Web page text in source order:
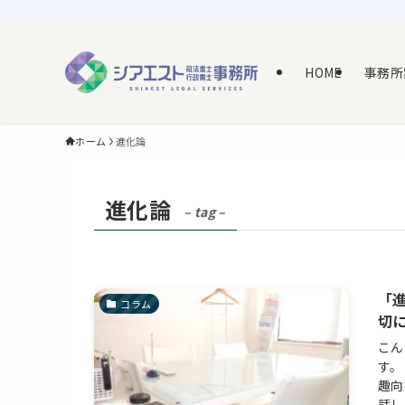
HOME 事務
ホーム 進化論
進化論 – tag –
コラム
切
こ
す
趣